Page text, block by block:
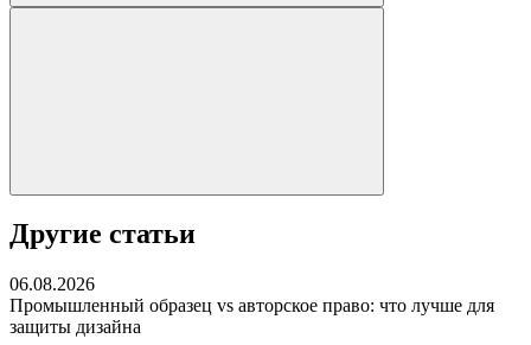
Другие статьи
06.08.2026
Промышленный образец vs авторское право: что лучше для
защиты дизайна